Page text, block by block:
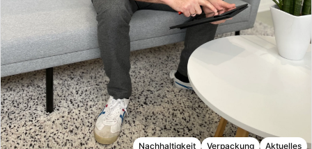
Nachhaltigkeit Verpackung Aktuelles